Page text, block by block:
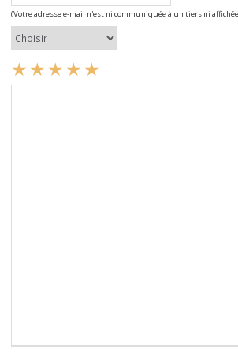
(Votre adresse e-mail n'est ni communiquée à un tiers ni